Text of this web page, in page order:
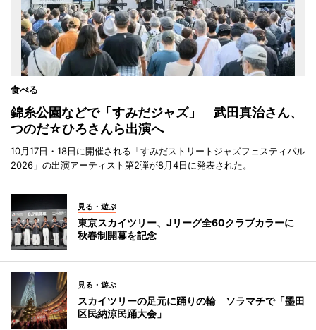
食べる
錦糸公園などで「すみだジャズ」 武田真治さん、
つのだ☆ひろさんら出演へ
10月17日・18日に開催される「すみだストリートジャズフェスティバル
2026」の出演アーティスト第2弾が8月4日に発表された。
見る・遊ぶ
東京スカイツリー、Jリーグ全60クラブカラーに
秋春制開幕を記念
見る・遊ぶ
スカイツリーの足元に踊りの輪 ソラマチで「墨田
区民納涼民踊大会」